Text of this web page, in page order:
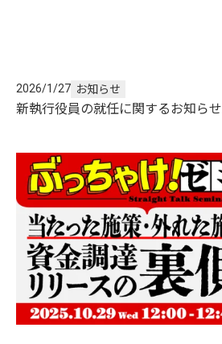
2026/1/27 お知らせ
新執行役員の就任に関するお知らせ